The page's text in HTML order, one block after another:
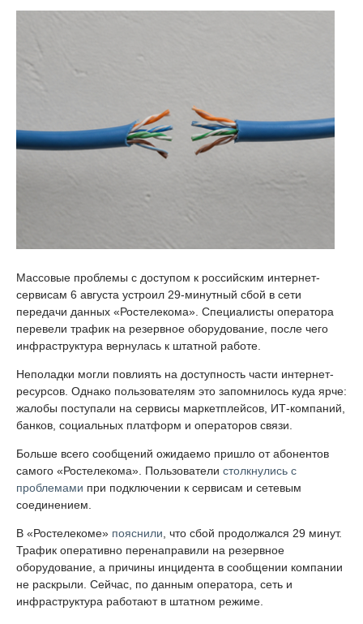
Массовые проблемы с доступом к российским интернет-
сервисам 6 августа устроил 29-минутный сбой в сети
передачи данных «Ростелекома». Специалисты оператора
перевели трафик на резервное оборудование, после чего
инфраструктура вернулась к штатной работе.
Неполадки могли повлиять на доступность части интернет-
ресурсов. Однако пользователям это запомнилось куда ярче:
жалобы поступали на сервисы маркетплейсов, ИТ-компаний,
банков, социальных платформ и операторов связи.
Больше всего сообщений ожидаемо пришло от абонентов
самого «Ростелекома». Пользователи столкнулись с
проблемами при подключении к сервисам и сетевым
соединением.
В «Ростелекоме» пояснили, что сбой продолжался 29 минут.
Трафик оперативно перенаправили на резервное
оборудование, а причины инцидента в сообщении компании
не раскрыли. Сейчас, по данным оператора, сеть и
инфраструктура работают в штатном режиме.